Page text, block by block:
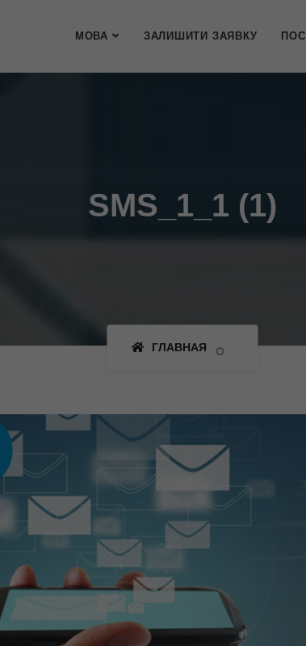
МОВА ЗАЛИШИТИ ЗАЯВКУ
SMS_1_1 (1)
ГЛАВНАЯ